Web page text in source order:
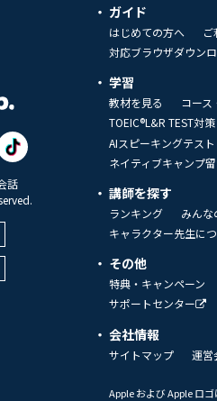
話
ガイド
はじめての方へ
対応ブラウザダウン
学習
教材を見る コース
TOEIC®L&R TEST対策
AIスピーキングテスト
ネイティブキャンプ
講師を探す
ランキング みんな
キャラクター先生に
その他
特典・キャンペーン
サポートセンター
会社情報
サイトマップ 運営
Apple および Apple ロ